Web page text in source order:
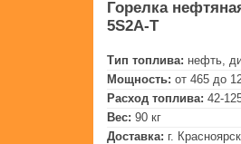
Горелка
5S2A-T
Тип топлива: нефть,
Мощность: от 465 до
Расход топлива: 42-
Вес: 90 кг
Доставка: г. Красноярск